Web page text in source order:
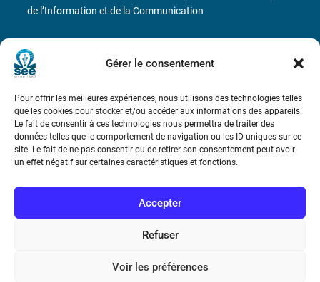
Gérer le consentement
Pour offrir les meilleures expériences, nous utilisons des technologies telles
que les cookies pour stocker et/ou accéder aux informations des appareils.
Le fait de consentir à ces technologies nous permettra de traiter des
données telles que le comportement de navigation ou les ID uniques sur ce
site. Le fait de ne pas consentir ou de retirer son consentement peut avoir
un effet négatif sur certaines caractéristiques et fonctions.
Accepter
Refuser
Voir les préférences
Bicentenaire des découvertes d’André-
Conditions Générales de Vente
de l’Information et de la Communication
Métro : « Boissière » Ligne 6 et « Iéna » Ligne 9
Téléphone : (+33) 1 56 90 37 17
N° de SIREN : 785 393 232, Code APE : 9412Z TVA intra-
communautaire : FR44 785 393 232